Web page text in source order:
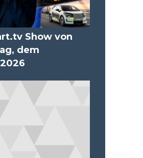
Show von
dem